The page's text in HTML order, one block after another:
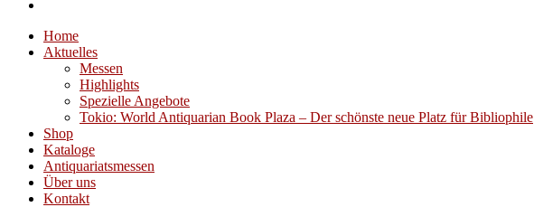
Home
Aktuelles
Messen
Highlights
Spezielle Angebote
Tokio: World Antiquarian Book Plaza – Der schönste neue Platz für Bibliophile
Shop
Kataloge
Antiquariatsmessen
Über uns
Kontakt